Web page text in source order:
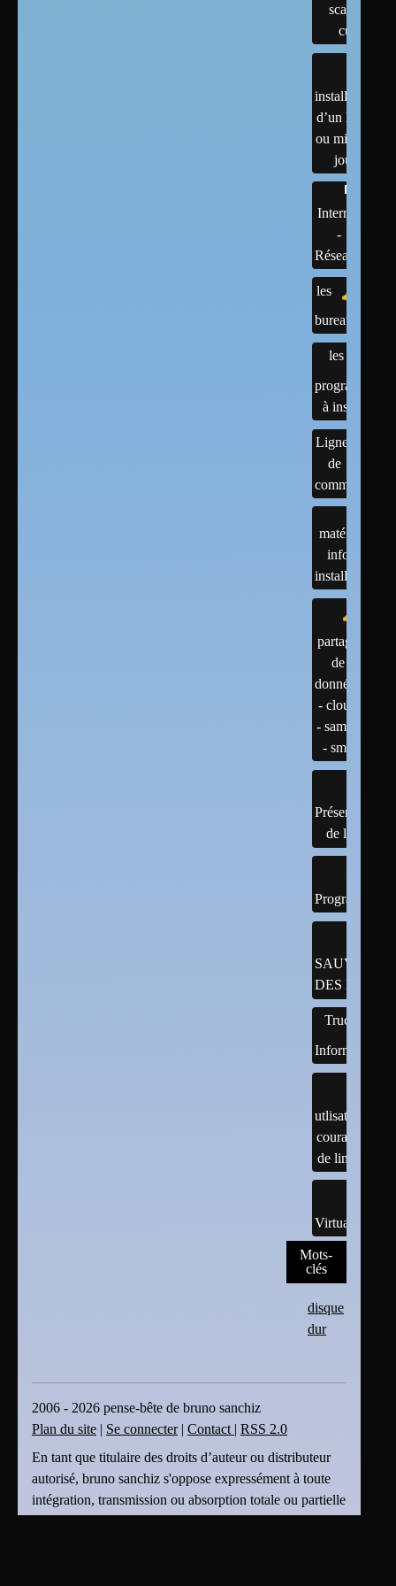
scanner,
cups
installation
d’un linux
ou mises à
jour
Internet
-
Réseaux
les
bureaux
les
programmes
à installer
Lignes
de
commandes
matériels :
infos et
installations
partage
de
données
- cloud
- samba
- smb
Présentation
de linux
DES
Trucs
Informatiques
utlisation
courante
de linux
Virtualisation
Mots-
clés
disque
dur
2006 - 2026 pense-bête de bruno sanchiz
Plan du site | Se connecter| Contact | RSS 2.0
En tant que titulaire des droits d’auteur ou distributeur
autorisé, bruno sanchiz s'oppose expressément à toute
intégration, transmission ou absorption totale ou partielle